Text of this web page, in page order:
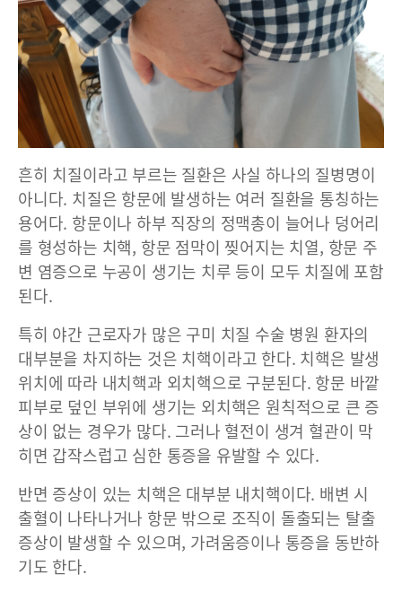
흔히 치질이라고 부르는 질환은 사실 하나의 질병명이
아니다. 치질은 항문에 발생하는 여러 질환을 통칭하는
용어다. 항문이나 하부 직장의 정맥총이 늘어나 덩어리
를 형성하는 치핵, 항문 점막이 찢어지는 치열, 항문 주
변 염증으로 누공이 생기는 치루 등이 모두 치질에 포함
된다.
특히 야간 근로자가 많은 구미 치질 수술 병원 환자의
대부분을 차지하는 것은 치핵이라고 한다. 치핵은 발생
위치에 따라 내치핵과 외치핵으로 구분된다. 항문 바깥
피부로 덮인 부위에 생기는 외치핵은 원칙적으로 큰 증
상이 없는 경우가 많다. 그러나 혈전이 생겨 혈관이 막
히면 갑작스럽고 심한 통증을 유발할 수 있다.
반면 증상이 있는 치핵은 대부분 내치핵이다. 배변 시
출혈이 나타나거나 항문 밖으로 조직이 돌출되는 탈출
증상이 발생할 수 있으며, 가려움증이나 통증을 동반하
기도 한다.